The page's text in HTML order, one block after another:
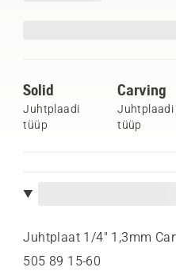
Solid
Juhtplaadi
tüüp
Carving
Juhtplaadi
tüüp
Juhtplaat 1/4" 1,3mm
505 89 15‑60